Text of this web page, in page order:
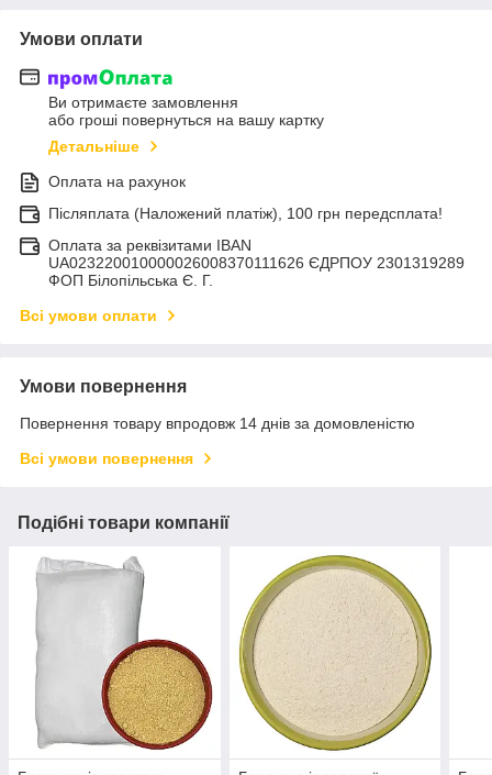
Умови оплати
Ви отримаєте замовлення
або гроші повернуться на вашу картку
Детальніше
Оплата на рахунок
Післяплата (Наложений платіж), 100 грн передсплата!
Оплата за реквізитами IBAN
UA023220010000026008370111626 ЄДРПОУ 2301319289
ФОП Білопільська Є. Г.
Всі умови оплати
Умови повернення
Повернення товару впродовж 14 днів за домовленістю
Всі умови повернення
Подібні товари компанії